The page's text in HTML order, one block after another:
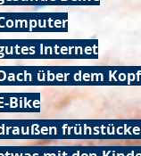
Internet
über dem Kopf
Bike